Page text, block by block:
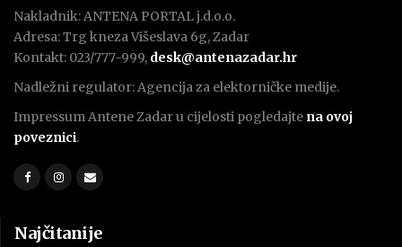
Nakladnik: ANTENA PORTAL j.d.o.o.
Adresa: Trg kneza Višeslava 6g, Zadar
Kontakt: 023/777-999, desk@antenazadar.hr
Nadležni regulator: Agencija za elektorničke medije.
Impressum Antene Zadar u cijelosti pogledajte na ovoj
poveznici.
Najčitanije